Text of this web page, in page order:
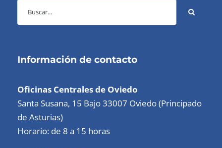
Información de contacto
Oficinas Centrales de Oviedo
Santa Susana, 15 Bajo 33007 Oviedo (Principado
de Asturias)
Horario: de 8 a 15 horas